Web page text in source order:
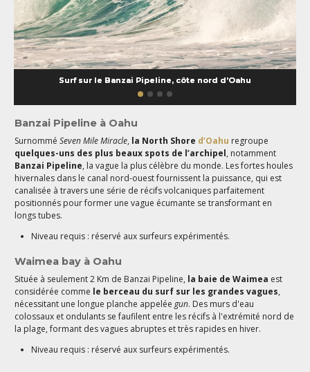
Surf sur le Banzai Pipeline, côte nord d’Oahu
Banzai Pipeline à Oahu
SurnomméSeven Mile Miracle, la North Shore d’Oahu regroupe
quelques-uns des plus beaux spots de l’archipel, notamment
Banzai Pipeline, la vague la plus célèbre du monde. Les fortes houles
hivernales dans le canal nord-ouest fournissent la puissance, qui est
canalisée à travers une série de récifs volcaniques parfaitement
positionnés pour former une vague écumante se transformant en
longs tubes.
Niveau requis : réservé aux surfeurs expérimentés.
Waimea bay à Oahu
Située à seulement 2 Km de Banzai Pipeline, la baie de Waimea est
considérée comme le berceau du surf sur les grandes vagues,
nécessitant une longue planche appeléegun. Des murs d'eau
colossaux et ondulants se faufilent entre les récifs à l'extrémité nord de
la plage, formant des vagues abruptes et très rapides en hiver.
Niveau requis : réservé aux surfeurs expérimentés.